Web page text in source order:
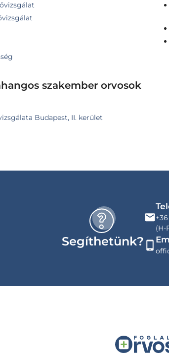
szakember orvosok
Budapest, II. kerület
Segíthetünk?
(H-